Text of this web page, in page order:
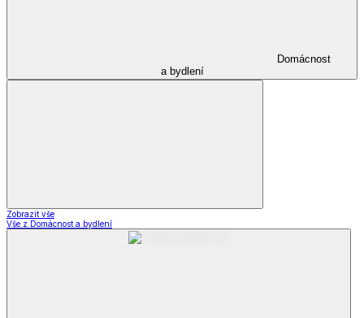
Domácnost
a bydlení
Zobrazit vše
Vše z Domácnost a bydlení